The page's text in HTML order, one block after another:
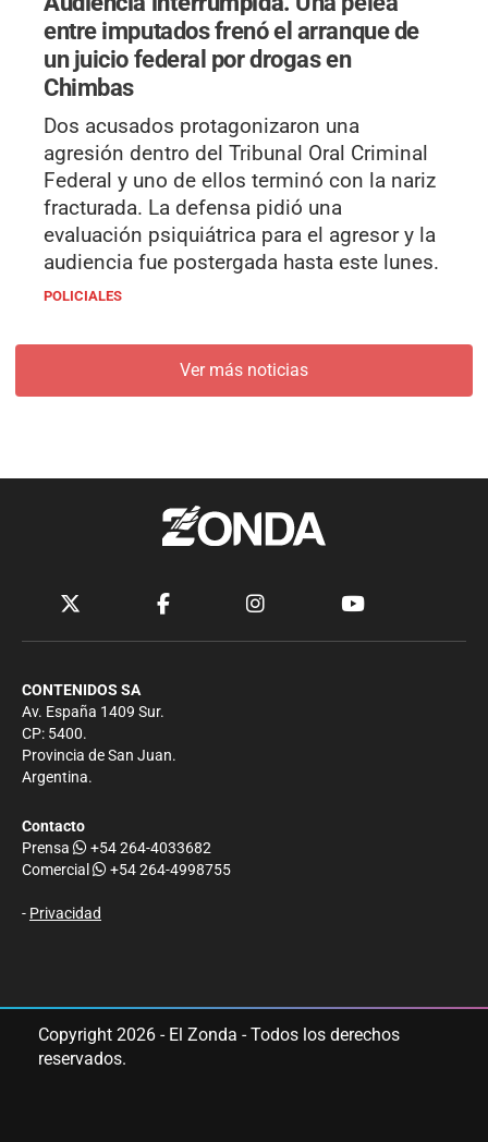
entre imputados frenó el arranque de
un juicio federal por drogas en
Chimbas
Dos acusados protagonizaron una
agresión dentro del Tribunal Oral Criminal
Federal y uno de ellos terminó con la nariz
fracturada. La defensa pidió una
evaluación psiquiátrica para el agresor y la
audiencia fue postergada hasta este lunes.
POLICIALES
Ver más noticias
CONTENIDOS SA
Av. España 1409 Sur.
CP: 5400.
Provincia de San Juan.
Argentina.
Contacto
Prensa
+54 264-4033682
Comercial
+54 264-4998755
- Privacidad
Copyright 2026 - El Zonda - Todos los derechos
reservados.